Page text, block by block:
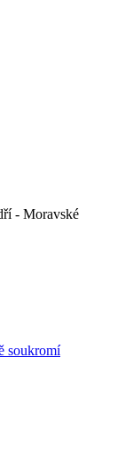
- Moravské
soukromí